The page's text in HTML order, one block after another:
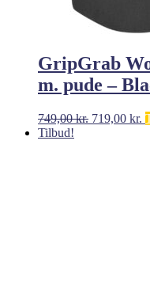
GripGrab
m. pude –
749,00kr. Den
719,00 kr.
Tilbud!